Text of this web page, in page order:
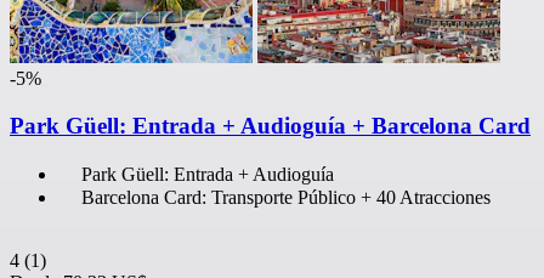
-5%
Park Güell: Entrada + Audioguía + Barcelona Card
Park Güell: Entrada + Audioguía
Barcelona Card: Transporte Público + 40 Atracciones
4 (1)